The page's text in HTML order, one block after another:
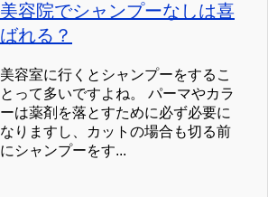
美容院でシャンプーなしは喜
ばれる？
美容室に行くとシャンプーをするこ
とって多いですよね。 パーマやカラ
ーは薬剤を落とすために必ず必要に
なりますし、カットの場合も切る前
にシャンプーをす...